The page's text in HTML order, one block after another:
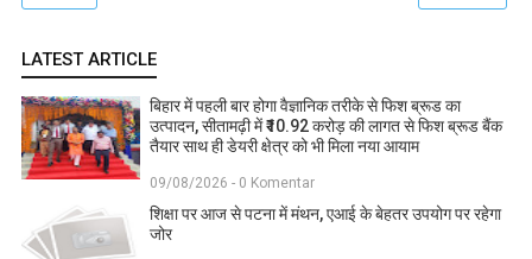
LATEST ARTICLE
बिहार में पहली बार होगा वैज्ञानिक तरीके से फिश ब्रूड का
उत्पादन, सीतामढ़ी में ₹10.92 करोड़ की लागत से फिश ब्रूड बैंक
तैयार साथ ही डेयरी क्षेत्र को भी मिला नया आयाम
09/08/2026 - 0 Komentar
शिक्षा पर आज से पटना में मंथन, एआई के बेहतर उपयोग पर रहेगा
जोर